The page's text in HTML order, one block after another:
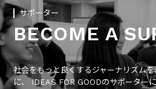
サポーター
BECOME A
社会をもっと良くするジャーナリズム
に、 IDEAS FOR GOODのサポーター